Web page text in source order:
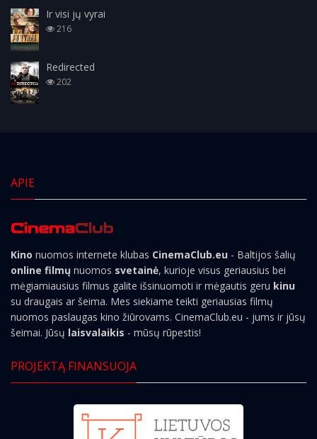
Ir visi jų vyrai
216
Redirected
202
APIE
Kino nuomos internete klubas CinemaClub.eu - Baltijos šalių
online filmų nuomos svetainė, kurioje visus geriausius bei
mėgiamiausius filmus galite išsinuomoti ir mėgautis geru kinu
su draugais ar šeima. Mes siekiame teikti geriausias filmų
nuomos paslaugas kino žiūrovams. CinemaClub.eu - jums ir jūsų
šeimai. Jūsų laisvalaikis - mūsų rūpestis!
PROJEKTĄ FINANSUOJA